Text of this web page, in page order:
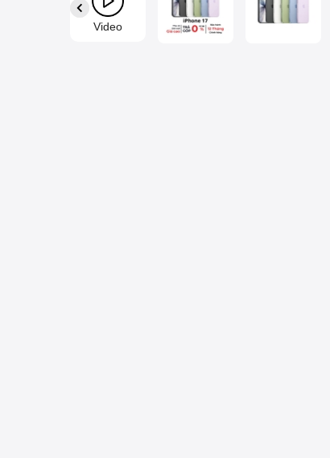
Video